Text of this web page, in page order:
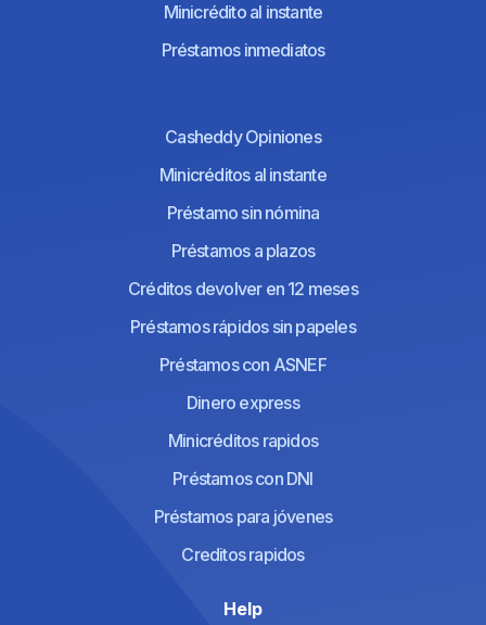
Minicrédito al instante
Préstamos inmediatos
Casheddy Opiniones
Minicréditos al instante
Préstamo sin nómina
Préstamos a plazos
Créditos devolver en 12 meses
Préstamos rápidos sin papeles
Préstamos con ASNEF
Dinero express
Minicréditos rapidos
Préstamos con DNI
Préstamos para jóvenes
Creditos rapidos
Help